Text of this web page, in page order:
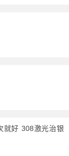
就好 308激光治银